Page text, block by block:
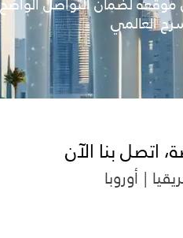
العالمي
بنا الآن
| أوروبا